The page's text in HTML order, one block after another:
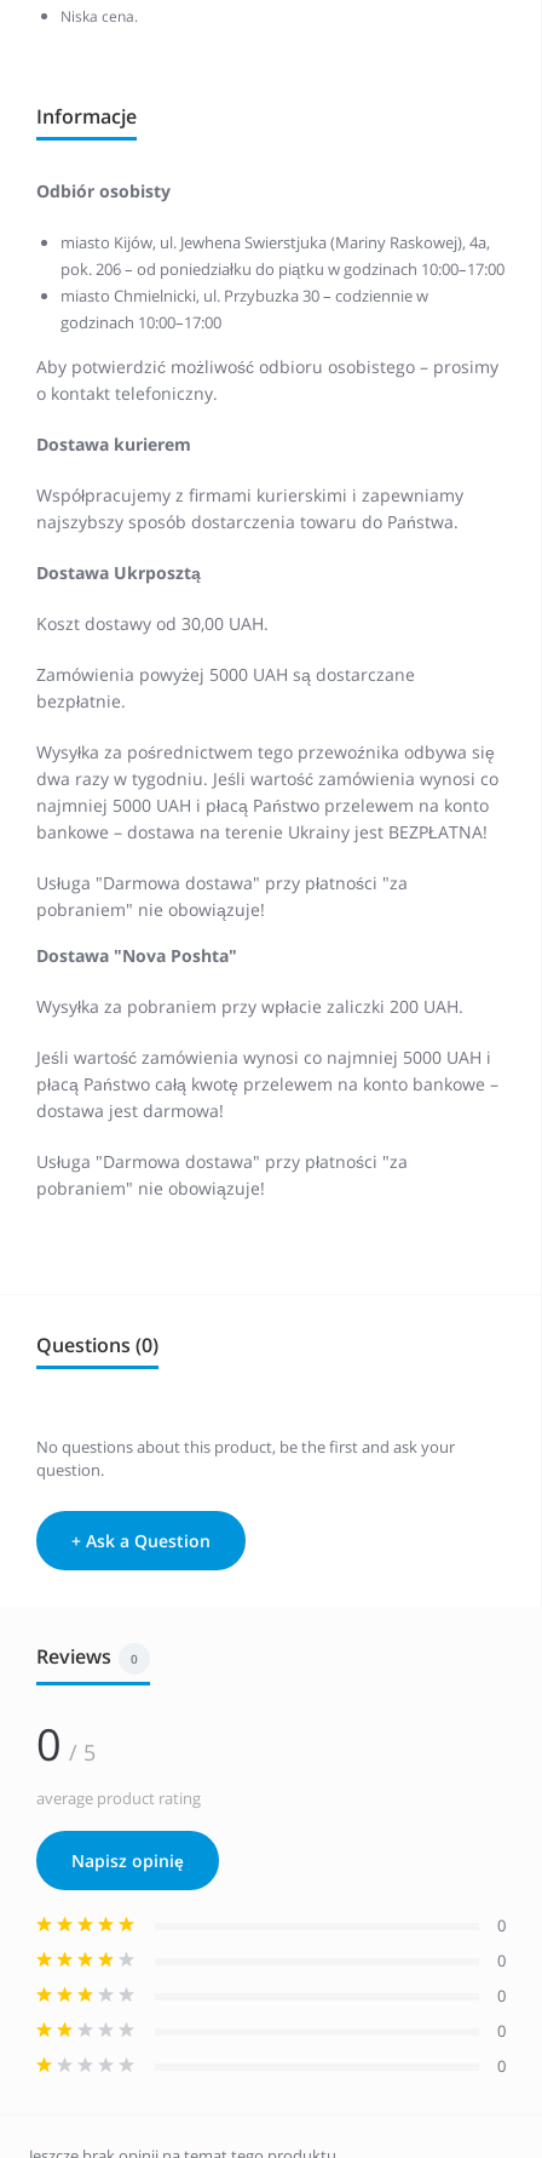
Niska cena.
Informacje
Odbiór osobisty
miasto Kijów, ul. Jewhena Swierstjuka (Mariny Raskowej), 4a,
pok. 206 – od poniedziałku do piątku w godzinach 10:00–17:00
miasto Chmielnicki, ul. Przybuzka 30 – codziennie w
godzinach 10:00–17:00
Aby potwierdzić możliwość odbioru osobistego – prosimy
o kontakt telefoniczny.
Dostawa kurierem
Współpracujemy z firmami kurierskimi i zapewniamy
najszybszy sposób dostarczenia towaru do Państwa.
Dostawa Ukrposztą
Koszt dostawy od 30,00 UAH.
Zamówienia powyżej 5000 UAH są dostarczane
bezpłatnie.
Wysyłka za pośrednictwem tego przewoźnika odbywa się
dwa razy w tygodniu. Jeśli wartość zamówienia wynosi co
najmniej 5000 UAH i płacą Państwo przelewem na konto
bankowe – dostawa na terenie Ukrainy jest BEZPŁATNA!
Usługa "Darmowa dostawa" przy płatności "za
pobraniem" nie obowiązuje!
Dostawa "Nova Poshta"
Wysyłka za pobraniem przy wpłacie zaliczki 200 UAH.
Jeśli wartość zamówienia wynosi co najmniej 5000 UAH i
płacą Państwo całą kwotę przelewem na konto bankowe –
dostawa jest darmowa!
Usługa "Darmowa dostawa" przy płatności "za
pobraniem" nie obowiązuje!
Questions (0)
No questions about this product, be the first and ask your
question.
+ Ask a Question
Reviews 0
0 / 5
average product rating
Napisz opinię
0
0
0
0
0